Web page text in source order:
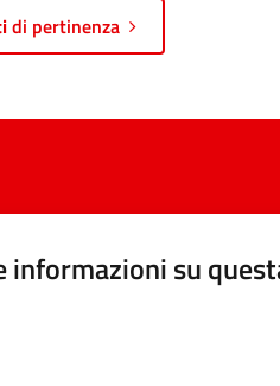
di pertinenza
informazioni su